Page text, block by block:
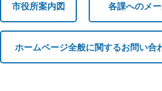
市役所案内図 各課へのメ
ホームページ全般に関するお問い合